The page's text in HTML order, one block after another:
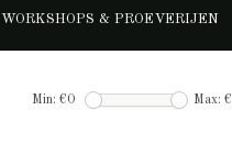
WORKSHOPS & PROEVERIJEN
Min: €0 Max: €